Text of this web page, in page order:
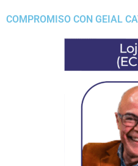
COMPROMISO CON GEIAL